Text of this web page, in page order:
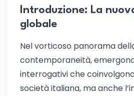
Introduzione: La
globale
Nel vorticoso panorama
contemporaneità,
interrogativi che
società italiana, ma anche